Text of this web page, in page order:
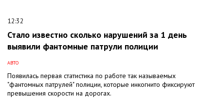
12:32
Стало известно сколько нарушений за 1 день
выявили фантомные патрули полиции
АВТО
Появилась первая статистика по работе так называемых
"фантомных патрулей" полиции, которые инкогнито фиксируют
превышения скорости на дорогах.